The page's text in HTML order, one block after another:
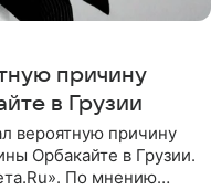
причину
в Грузии
вероятную причину
Орбакайте в Грузии.
По мнению